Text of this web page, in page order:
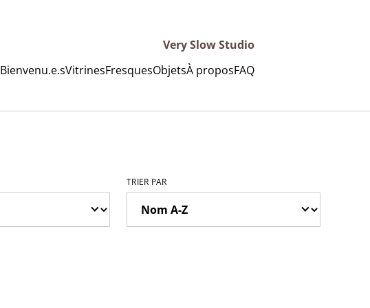
Very Slow Studio
Bienvenu.e.sVitrinesFresquesObjetsÀ proposFAQ
TRIER PAR